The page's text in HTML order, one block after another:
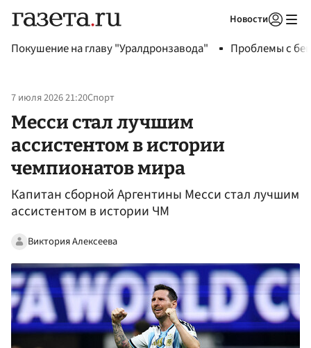
Новости
Покушение на главу "Уралдронзавода" Проблемы с
7 июля 2026 21:20Спорт
Месси стал лучшим
ассистентом в истории
чемпионатов мира
Капитан сборной Аргентины Месси стал лучшим
ассистентом в истории ЧМ
Виктория Алексеева